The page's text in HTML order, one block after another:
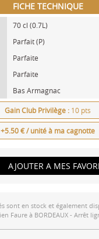
FICHE TECHNIQUE
70 cl (0.7L)
Parfait (P)
Parfaite
Parfaite
Bas Armagnac
Gain Club Privilège : 10 pts
+5.50 € / unité à ma cagnotte
AJOUTER A MES
sont en stock et également
Faure à BORDEAUX - Arrêt